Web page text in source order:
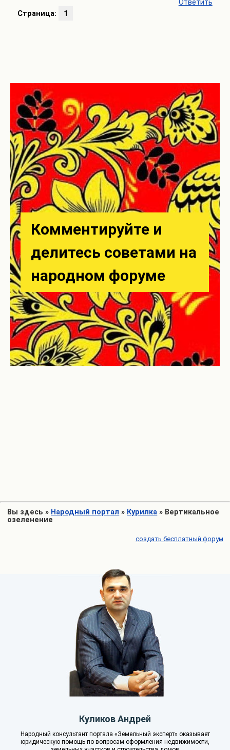
Ответить
Страница:
1
Вы здесь » Народный портал » Курилка » Вертикальное
озеленение
создать бесплатный форум
Куликов Андрей
Народный консультант портала «Земельный эксперт» оказывает
юридическую помощь по вопросам оформления недвижимости,